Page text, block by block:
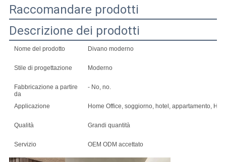
Raccomandare prodotti
Descrizione dei prodotti
Nome del prodotto Divano moderno
Stile di progettazione Moderno
Fabbricazione a partire
da
- No, no.
Applicazione Home Office, soggiorno, hotel, appartamento,
Qualità Grandi quantità
Servizio OEM ODM accettato